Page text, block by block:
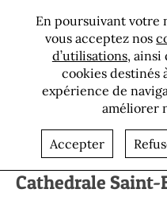
En poursuivant votre
vous acceptez nos
d’utilisations, ainsi
cookies destinés
expérience de
améliorer
Accepter
Retour aux références
Cathedrale Saint-